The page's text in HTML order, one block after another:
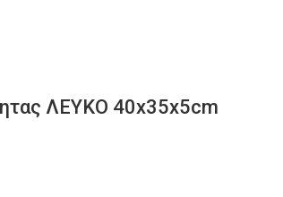
ΛΕΥΚΟ 40x35x5cm